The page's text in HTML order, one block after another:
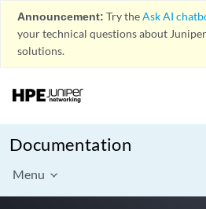
Announcement: Try theAsk AI
your technical questions about
solutions.
Documentation
Menu